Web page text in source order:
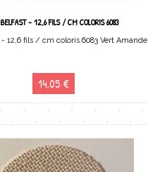
- 12,6 FILS / CM COLORIS 6083
12,6 fils / cm coloris 6083 Vert Amande
14,05 €